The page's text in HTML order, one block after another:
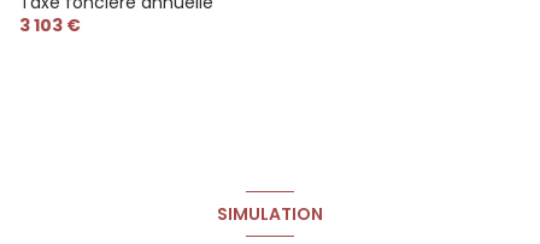
3 103 €
SIMULATION